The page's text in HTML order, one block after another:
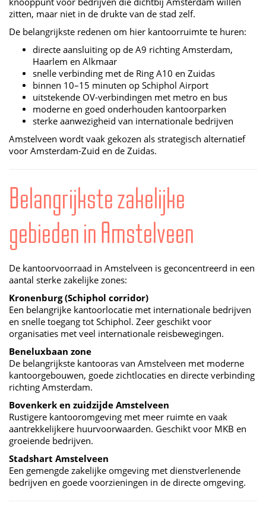
zitten, maar niet in de drukte van de stad zelf.
De belangrijkste redenen om hier kantoorruimte te huren:
directe aansluiting op de A9 richting Amsterdam,
Haarlem en Alkmaar
snelle verbinding met de Ring A10 en Zuidas
binnen 10–15 minuten op Schiphol Airport
uitstekende OV-verbindingen met metro en bus
moderne en goed onderhouden kantoorparken
sterke aanwezigheid van internationale bedrijven
Amstelveen wordt vaak gekozen als strategisch alternatief
voor Amsterdam-Zuid en de Zuidas.
Belangrijkste zakelijke
gebieden in Amstelveen
De kantoorvoorraad in Amstelveen is geconcentreerd in een
aantal sterke zakelijke zones:
Kronenburg (Schiphol corridor)
Een belangrijke kantoorlocatie met internationale bedrijven
en snelle toegang tot Schiphol. Zeer geschikt voor
organisaties met veel internationale reisbewegingen.
Beneluxbaan zone
De belangrijkste kantooras van Amstelveen met moderne
kantoorgebouwen, goede zichtlocaties en directe verbinding
richting Amsterdam.
Bovenkerk en zuidzijde Amstelveen
Rustigere kantooromgeving met meer ruimte en vaak
aantrekkelijkere huurvoorwaarden. Geschikt voor MKB en
groeiende bedrijven.
Stadshart Amstelveen
Een gemengde zakelijke omgeving met dienstverlenende
bedrijven en goede voorzieningen in de directe omgeving.